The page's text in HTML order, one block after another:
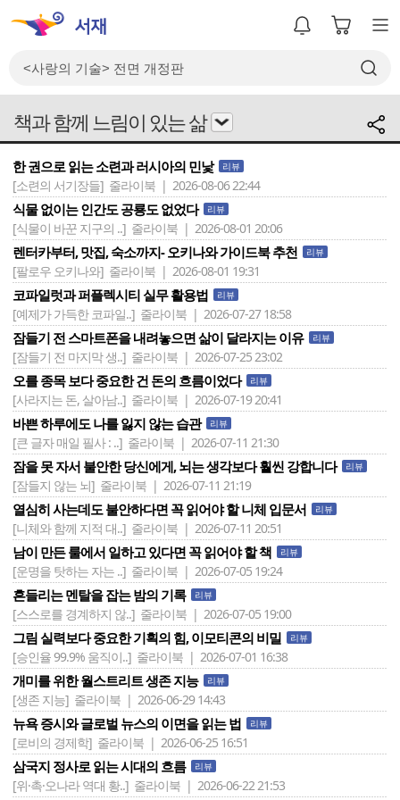
책과 함께 느림이 있는 삶
한 권으로 읽는 소련과 러시아의 민낯 리뷰
[소련의 서기장들] 줄라이북 | 2026-08-06 22:44
식물 없이는 인간도 공룡도 없었다 리뷰
[식물이 바꾼 지구의 ..] 줄라이북 | 2026-08-01 20:06
렌터카부터, 맛집, 숙소까지- 오키나와 가이드북 추천 리뷰
[팔로우 오키나와] 줄라이북 | 2026-08-01 19:31
코파일럿과 퍼플렉시티 실무 활용법 리뷰
[예제가 가득한 코파일..] 줄라이북 | 2026-07-27 18:58
잠들기 전 스마트폰을 내려놓으면 삶이 달라지는 이유 리뷰
[잠들기 전 마지막 생..] 줄라이북 | 2026-07-25 23:02
오를 종목 보다 중요한 건 돈의 흐름이었다 리뷰
[사라지는 돈, 살아남..] 줄라이북 | 2026-07-19 20:41
바쁜 하루에도 나를 잃지 않는 습관 리뷰
[큰 글자 매일 필사 : ..] 줄라이북 | 2026-07-11 21:30
잠을 못 자서 불안한 당신에게, 뇌는 생각보다 훨씬 강합니다 리뷰
[잠들지 않는 뇌] 줄라이북 | 2026-07-11 21:19
열심히 사는데도 불안하다면 꼭 읽어야 할 니체 입문서 리뷰
[니체와 함께 지적 대..] 줄라이북 | 2026-07-11 20:51
남이 만든 룰에서 일하고 있다면 꼭 읽어야 할 책 리뷰
[운명을 탓하는 자는 ..] 줄라이북 | 2026-07-05 19:24
흔들리는 멘탈을 잡는 밤의 기록 리뷰
[스스로를 경계하지 않..] 줄라이북 | 2026-07-05 19:00
그림 실력보다 중요한 기획의 힘, 이모티콘의 비밀 리뷰
[승인율 99.9% 움직이..] 줄라이북 | 2026-07-01 16:38
개미를 위한 월스트리트 생존 지능 리뷰
[생존 지능] 줄라이북 | 2026-06-29 14:43
뉴욕 증시와 글로벌 뉴스의 이면을 읽는 법 리뷰
[로비의 경제학] 줄라이북 | 2026-06-25 16:51
삼국지 정사로 읽는 시대의 흐름 리뷰
[위·촉·오나라 역대 황..] 줄라이북 | 2026-06-22 21:53